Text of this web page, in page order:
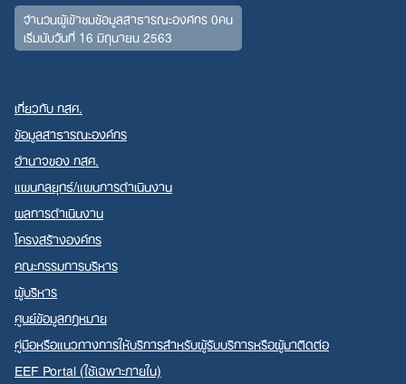
Search
for:
จำนวนผู้เข้าชมข้อมูลสาธารณะองค์กร 0คน
เริ่มนับวันที่ 16 มิถุนายน 2563
เกี่ยวกับ กสศ.
ข้อมูลสาธารณะองค์กร
อำนาจของ กสศ.
แผนกลยุทธ์/แผนการดำเนินงาน
ผลการดำเนินงาน
โครงสร้างองค์กร
คณะกรรมการบริหาร
ผู้บริหาร
ศูนย์ข้อมูลกฎหมาย
คู่มือหรือแนวทางการให้บริการสำหรับผู้รับบริการหรือผู้มาติดต่อ
EEF Portal (ใช้เฉพาะภายใน)